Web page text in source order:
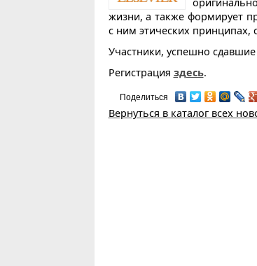
жизни, а также формирует
с ним этических принципах,
Участники, успешно
Регистрация здесь.
Поделиться
Вернуться в каталог всех